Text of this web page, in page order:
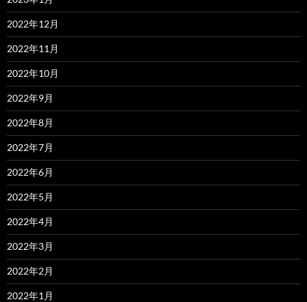
2022年12月
2022年11月
2022年10月
2022年9月
2022年8月
2022年7月
2022年6月
2022年5月
2022年4月
2022年3月
2022年2月
2022年1月